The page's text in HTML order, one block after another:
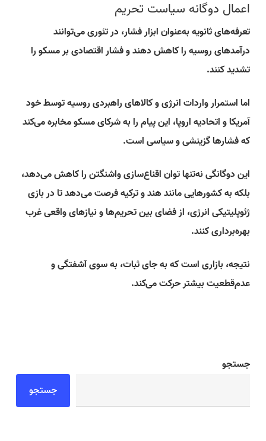
اعمال دوگانه سیاست تحریم
تعرفه‌های ثانویه به‌عنوان ابزار فشار، در تئوری می‌توانند
درآمدهای روسیه را کاهش دهند و فشار اقتصادی بر مسکو را
تشدید کنند.
اما استمرار واردات انرژی و کالاهای راهبردی روسیه توسط خود
آمریکا و اتحادیه اروپا، این پیام را به شرکای مسکو مخابره می‌کند
که فشارها گزینشی و سیاسی است.
این دوگانگی نه‌تنها توان اقناع‌سازی واشنگتن را کاهش می‌دهد،
بلکه به کشورهایی مانند هند و ترکیه فرصت می‌دهد تا در بازی
ژئوپلیتیکی انرژی، از فضای بین تحریم‌ها و نیازهای واقعی غرب
بهره‌برداری کنند.
نتیجه، بازاری است که به جای ثبات، به سوی آشفتگی و
عدم‌قطعیت بیشتر حرکت می‌کند.
جستجو
جستجو